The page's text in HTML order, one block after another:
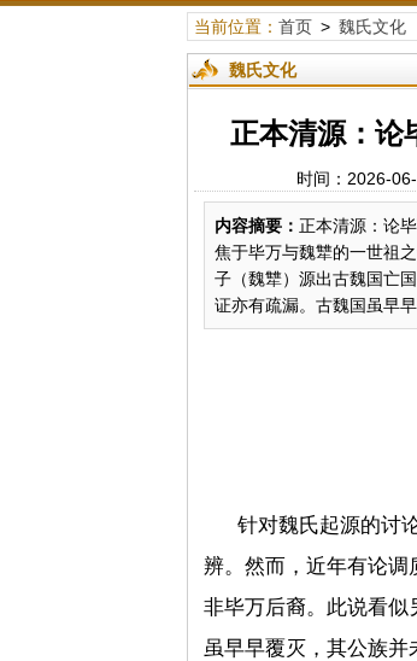
当前位置： 首页> 魏氏文化
魏氏文化
正本清源：
时间：2026-
内容摘要： 正本清源：论
焦于毕万与魏犨的一世祖
子（魏犨）源出古魏国亡
证亦有疏漏。古魏国虽早早
针对魏氏起源的讨
辨。然而，近年有论调
非毕万后裔。此说看似
虽早早覆灭，其公族并